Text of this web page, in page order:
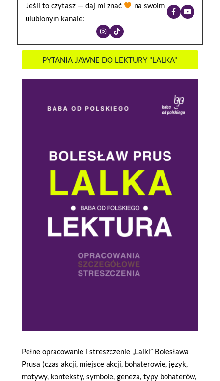
Jeśli to czytasz — daj mi znać
na swoim
ulubionym kanale:
PYTANIA JAWNE DO LEKTURY "LALKA"
Pełne opracowanie i streszczenie „Lalki” Bolesława
Prusa (czas akcji, miejsce akcji, bohaterowie, język,
motywy, konteksty, symbole, geneza, typy bohaterów,